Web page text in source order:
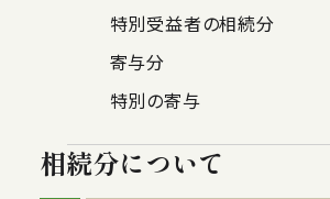
特別受益者の相続分
寄与分
特別の寄与
相続分について